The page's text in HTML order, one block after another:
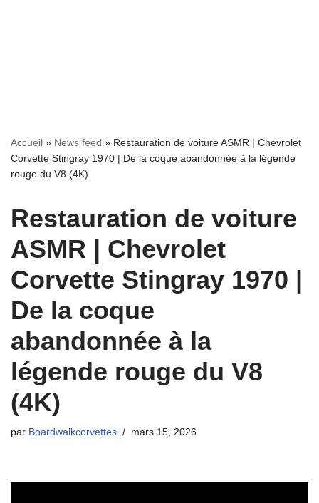
Accueil » News feed » Restauration de voiture ASMR | Chevrolet
Corvette Stingray 1970 | De la coque abandonnée à la légende
rouge du V8 (4K)
Restauration de voiture
ASMR | Chevrolet
Corvette Stingray 1970 |
De la coque
abandonnée à la
légende rouge du V8
(4K)
par Boardwalkcorvettes mars 15, 2026